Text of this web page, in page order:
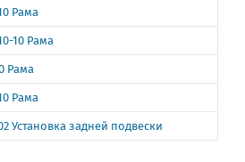
Рама
10 Рама
Рама
Рама
Установка задней подвески